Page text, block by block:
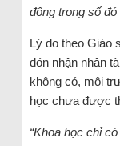
đông trong số
Lý do theo Giáo
đón nhận nhân
không có, môi
học chưa được
“Khoa học chỉ